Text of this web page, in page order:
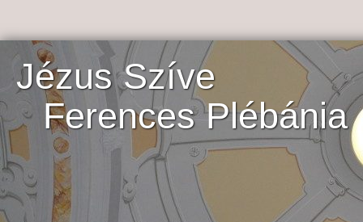
Jézus Szíve
Ferences Plébánia